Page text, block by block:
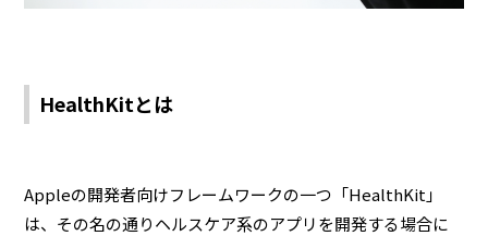
HealthKitとは
Appleの開発者向けフレームワークの一つ「HealthKit」
は、その名の通りヘルスケア系のアプリを開発する場合に